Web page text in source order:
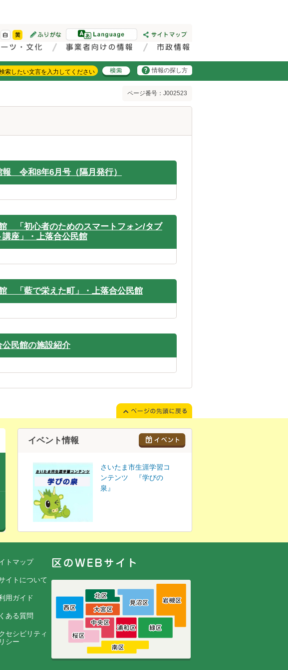
情報の探し方
ページ番号：J002523
報 令和8年6月号（隔月発行）
「初心者のためのスマートフォン/タブ
講座」・上落合公民館
「藍で栄えた町」・上落合公民館
公民館の施設紹介
イベント情報
さいたま市生涯学習コ
ンテンツ 『学びの
泉』
トマップ
イトについて
用ガイド
ある質問
セシビリティ
シー